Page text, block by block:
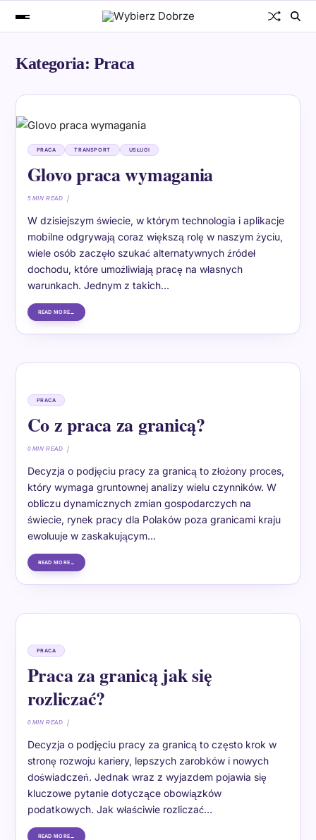
Kategoria: Praca
PRACA TRANSPORT USŁUGI
Glovo praca wymagania
5 MIN READ
W dzisiejszym świecie, w którym technologia i aplikacje
mobilne odgrywają coraz większą rolę w naszym życiu,
wiele osób zaczęło szukać alternatywnych źródeł
dochodu, które umożliwiają pracę na własnych
warunkach. Jednym z takich…
READ MORE
PRACA
Co z praca za granicą?
0 MIN READ
Decyzja o podjęciu pracy za granicą to złożony proces,
który wymaga gruntownej analizy wielu czynników. W
obliczu dynamicznych zmian gospodarczych na
świecie, rynek pracy dla Polaków poza granicami kraju
ewoluuje w zaskakującym…
READ MORE
PRACA
Praca za granicą jak się
rozliczać?
0 MIN READ
Decyzja o podjęciu pracy za granicą to często krok w
stronę rozwoju kariery, lepszych zarobków i nowych
doświadczeń. Jednak wraz z wyjazdem pojawia się
kluczowe pytanie dotyczące obowiązków
podatkowych. Jak właściwie rozliczać…
READ MORE